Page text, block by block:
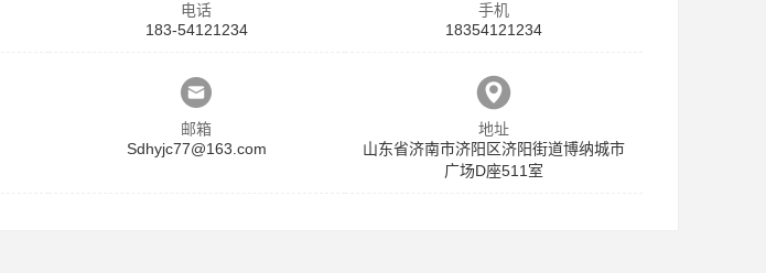
电话
183-54121234
手机
18354121234
邮箱
Sdhyjc77@163.com
地址
山东省济南市济阳区济阳街道博纳城市
广场D座511室